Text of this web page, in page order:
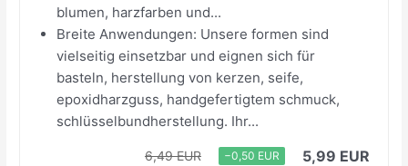
blumen, harzfarben und...
Breite Anwendungen: Unsere formen sind
vielseitig einsetzbar und eignen sich für
basteln, herstellung von kerzen, seife,
epoxidharzguss, handgefertigtem schmuck,
schlüsselbundherstellung. Ihr...
6,49 EUR −0,50 EUR 5,99 EUR